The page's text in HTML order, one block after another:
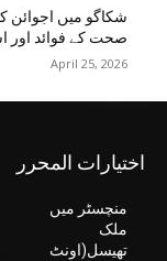
شکاگو میں
صحت کے فوائد اور
April 25, 2026
اختيارات المحرر
منچسٹر میں
ملک
تھیسل(اونٹ